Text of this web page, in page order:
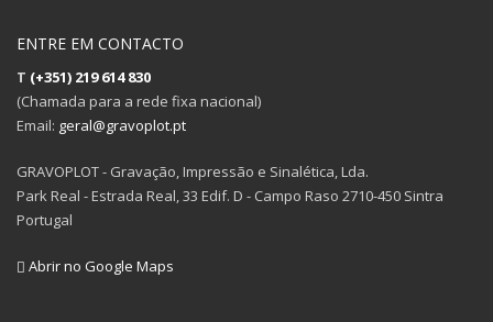
ENTRE EM CONTACTO
T (+351) 219 614 830
(Chamada para a rede fixa nacional)
Email: geral@gravoplot.pt
GRAVOPLOT - Gravação, Impressão e Sinalética, Lda.
Park Real - Estrada Real, 33 Edif. D - Campo Raso 2710-450 Sintra
Portugal
Abrir no Google Maps